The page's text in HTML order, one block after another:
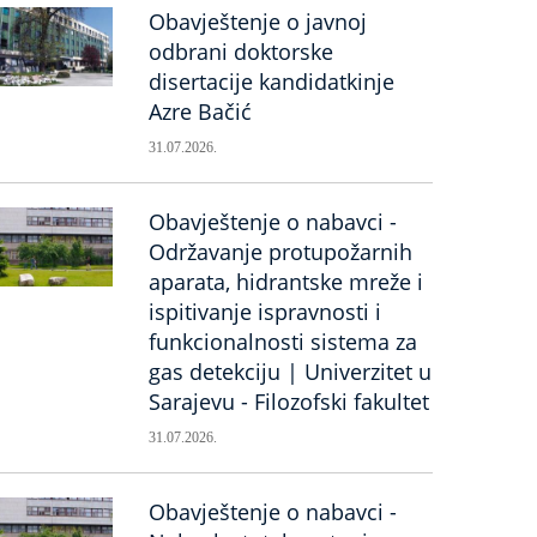
Obavještenje o javnoj
odbrani doktorske
disertacije kandidatkinje
Azre Bačić
31.07.2026.
Obavještenje o nabavci -
Održavanje protupožarnih
aparata, hidrantske mreže i
ispitivanje ispravnosti i
funkcionalnosti sistema za
gas detekciju | Univerzitet u
Sarajevu - Filozofski fakultet
31.07.2026.
Obavještenje o nabavci -